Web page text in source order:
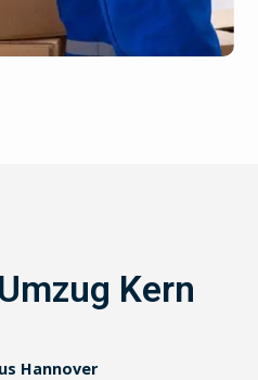
Kern
Hannover